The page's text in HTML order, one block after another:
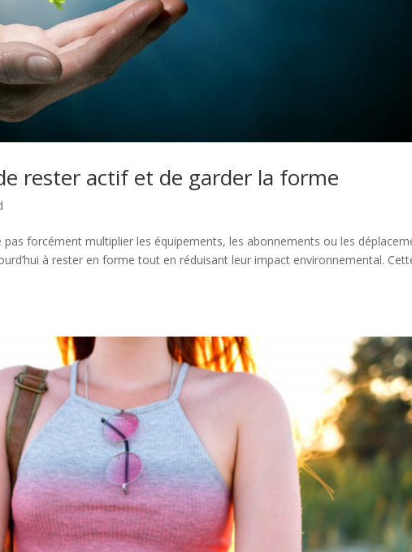
rester actif et de garder la forme
forcément multiplier les équipements, les abonnements ou les
à rester en forme tout en réduisant leur impact environnemental.